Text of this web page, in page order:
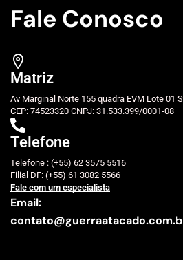
Fale Conosco
Matriz
Av Marginal Norte 155 quadra EVM Lote 01
CEP: 74523320 CNPJ: 31.533.399/0001-08
Telefone
Telefone : (+55) 62 3575 5516
Filial DF: (+55) 61 3082 5566
Fale com um especialista
Email: